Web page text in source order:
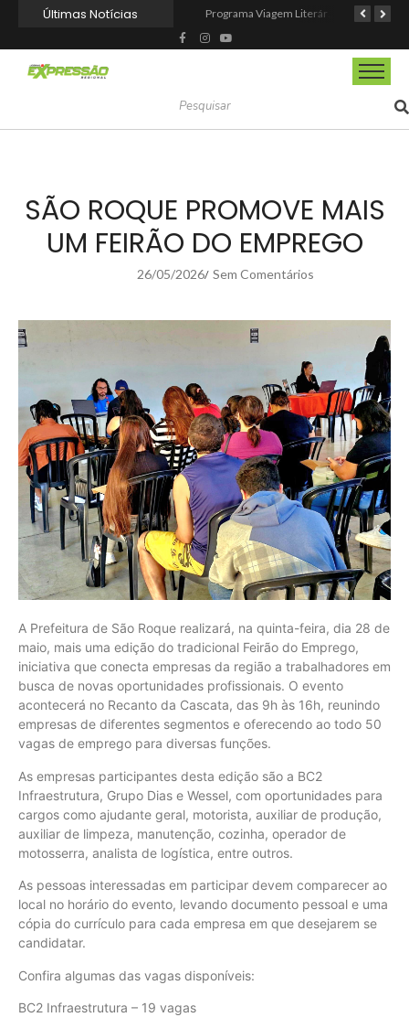
Últimas Notícias
SÃO ROQUE PROMOVE MAIS
UM FEIRÃO DO EMPREGO
26/05/2026/ Sem Comentários
A Prefeitura de São Roque realizará, na quinta-feira, dia 28 de
maio, mais uma edição do tradicional Feirão do Emprego,
iniciativa que conecta empresas da região a trabalhadores em
busca de novas oportunidades profissionais. O evento
acontecerá no Recanto da Cascata, das 9h às 16h, reunindo
empresas de diferentes segmentos e oferecendo ao todo 50
vagas de emprego para diversas funções.
As empresas participantes desta edição são a BC2
Infraestrutura, Grupo Dias e Wessel, com oportunidades para
cargos como ajudante geral, motorista, auxiliar de produção,
auxiliar de limpeza, manutenção, cozinha, operador de
motosserra, analista de logística, entre outros.
As pessoas interessadas em participar devem comparecer ao
local no horário do evento, levando documento pessoal e uma
cópia do currículo para cada empresa em que desejarem se
candidatar.
Confira algumas das vagas disponíveis:
BC2 Infraestrutura – 19 vagas